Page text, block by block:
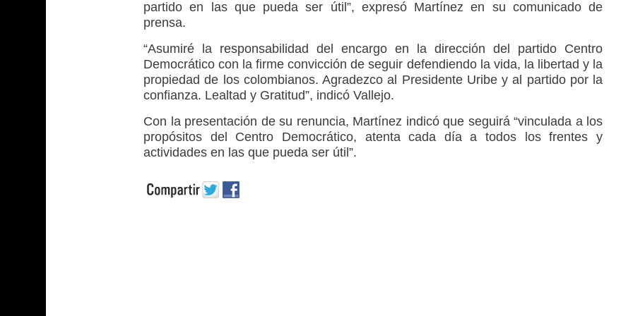
partido en las que pueda ser útil”, expresó Martínez en su comunicado de
prensa.
“Asumiré la responsabilidad del encargo en la dirección del partido Centro
Democrático con la firme convicción de seguir defendiendo la vida, la libertad y la
propiedad de los colombianos. Agradezco al Presidente Uribe y al partido por la
confianza. Lealtad y Gratitud”, indicó Vallejo.
Con la presentación de su renuncia, Martínez indicó que seguirá “vinculada a los
propósitos del Centro Democrático, atenta cada día a todos los frentes y
actividades en las que pueda ser útil”.